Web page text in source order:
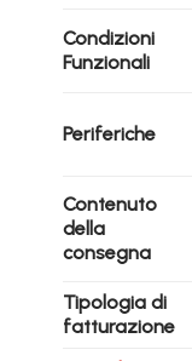
Condizioni
Funzionali
Periferiche
Contenuto
della
consegna
Tipologia di
fatturazione